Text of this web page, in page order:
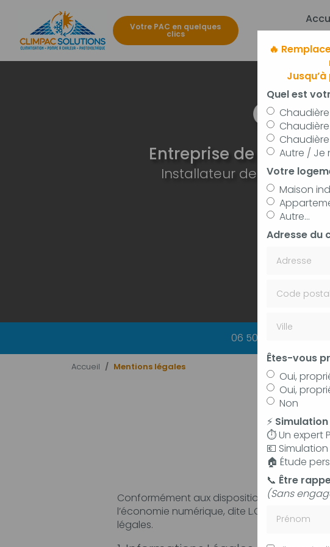
contenu
principal
Votre PAC en quelques
clics Navigation
Entreprise de
Installateur de pompes
06 50 83 35 36
Accueil Mentions légales
Conformément aux dispositions des articles 6-III et
l’économie numérique, dite L.C.E.N, il est porté à la
légales.
🔥
Quel est
Autre / Je
Votre
Maison
Autre...
Adresse du
Êtes-vous
Oui,
Oui,
Non
⚡
⏱️ Un expert
💶
🏠 Étude
📞 Être
(Sans